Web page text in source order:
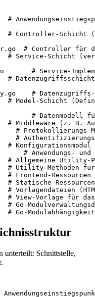
Schicht
# Controller für
Schicht
# Service-
# Datenzugriffs-
Schicht
# Datenmodell für
Middleware (z. B.
Protokollierungs-
Authentifizierungs-
Anwendungs- und
Utility-
Utility-Methoden für
Ressourcen
Ressourcen
Vorlage für das
unterteilt: Schnittstelle,